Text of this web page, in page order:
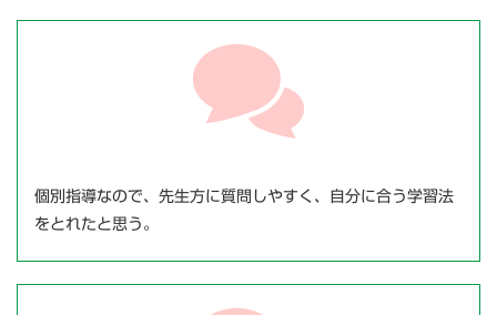
個別指導なので、先生方に質問しやすく、自分に合う学習法
をとれたと思う。